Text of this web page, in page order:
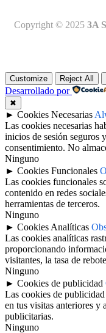
Copyright © 2025 3A
Customize Reject All
Desarrollado por
✖
► Cookies Necesarias
Las cookies necesarias
inicios de sesión seguros
consentimiento. No
Ninguno
► Cookies Funcionales
Las cookies funcionales
contenido en redes
herramientas de terceros.
Ninguno
► Cookies Analíticas
Las cookies analíticas
proporcionando
visitantes, la tasa de
Ninguno
► Cookies de publicidad
Las cookies de
en tus visitas anteriores y
publicitarias.
Ninguno